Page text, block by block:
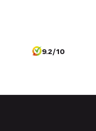
9.2/10